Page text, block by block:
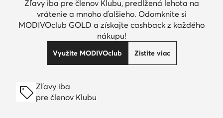
Zľavy iba pre členov Klubu, predĺžená lehota na
vrátenie a mnoho ďalšieho. Odomknite si
MODIVOclub GOLD a získajte cashback z každého
nákupu!
Využite MODIVOclub Zistite viac
Zľavy iba
pre členov Klubu